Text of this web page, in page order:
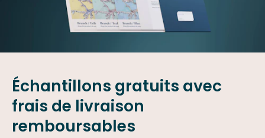
Échantillons gratuits avec
frais de livraison
remboursables